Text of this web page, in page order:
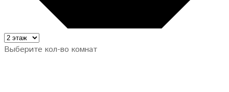
Выберите кол-во комнат